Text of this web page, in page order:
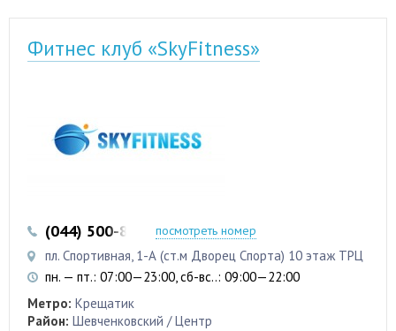
Фитнес клуб «SkyFitness»
(044) 500-83-38 (050) 337-88-94
посмотреть номер
пл. Спортивная, 1-А (ст.м Дворец Спорта) 10 этаж ТРЦ
пн. — пт.: 07:00—23:00, сб-вс..: 09:00—22:00
Метро: Крещатик
Район: Шевченковский / Центр